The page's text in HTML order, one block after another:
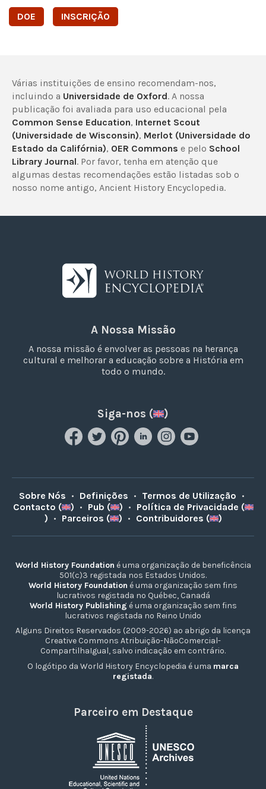
DOE INSCRIÇÃO
Várias instituições de ensino recomendam-nos,
incluindo a Universidade de Oxford. A nossa
publicação foi avaliada para uso educacional pela
Common Sense Education, Internet Scout
(Universidade de Wisconsin), Merlot (Universidade do
Estado da Califórnia), OER Commons e pelo School
Library Journal. Por favor, tenha em atenção que
algumas destas recomendações estão listadas sob o
nosso nome antigo, Ancient History Encyclopedia.
A Nossa Missão
A nossa missão é envolver as pessoas na herança
cultural e melhorar a educação sobre a História em
todo o mundo.
Siga-nos ( )
Sobre Nós • Definições • Termos de Utilização •
Contacto (
) • Pub ( ) • Política de Privacidade (
) • Parceiros ( ) • Contribuidores ( )
World History Foundation é uma organização de beneficência
501(c)3 registada nos Estados Unidos.
World History Foundation é uma organização sem fins
lucrativos registada no Québec, Canadá
World History Publishing é uma organização sem fins
lucrativos registada no Reino Unido
Alguns Direitos Reservados (2009-2026) ao abrigo da licença
Creative Commons Atribuição-NãoComercial-
CompartilhaIgual, salvo indicação em contrário.
O logótipo da World History Encyclopedia é uma marca
registada.
Parceiro em Destaque